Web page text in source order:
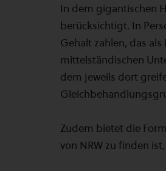
In dem gigantischen
berücksichtigt. In
Gehalt zahlen, das
mittelständischen
dem jeweils dort
Zudem bietet die
von NRW zu finden ist,